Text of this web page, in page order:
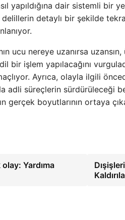
yapıldığına dair sistemli bir
detaylı bir şekilde
ucu nereye uzanırsa
bir işlem yapılacağını
Ayrıca, olayla ilgili
adli süreçlerin sürdürüleceği
gerçek boyutlarının ortaya
Yardıma